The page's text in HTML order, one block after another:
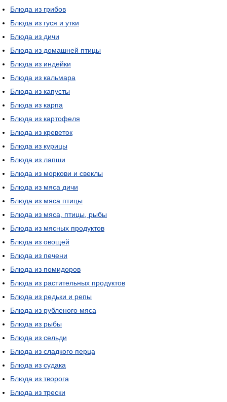
Блюда из грибов
Блюда из гуся и утки
Блюда из дичи
Блюда из домашней птицы
Блюда из индейки
Блюда из кальмара
Блюда из капусты
Блюда из карпа
Блюда из картофеля
Блюда из креветок
Блюда из курицы
Блюда из лапши
Блюда из моркови и свеклы
Блюда из мяса дичи
Блюда из мяса птицы
Блюда из мяса, птицы, рыбы
Блюда из мясных продуктов
Блюда из овощей
Блюда из печени
Блюда из помидоров
Блюда из растительных продуктов
Блюда из редьки и репы
Блюда из рубленого мяса
Блюда из рыбы
Блюда из сельди
Блюда из сладкого перца
Блюда из судака
Блюда из творога
Блюда из трески